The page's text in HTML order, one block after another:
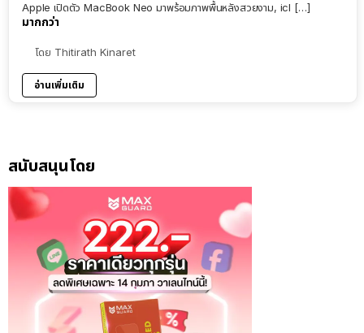
Apple เปิดตัว MacBook Neo มาพร้อมภาพพื้นหลังสวยงาม, icl […]
มากกว่า
โดย Thitirath Kinaret
อ่านเพิ่มเติม
สนับสนุนโดย